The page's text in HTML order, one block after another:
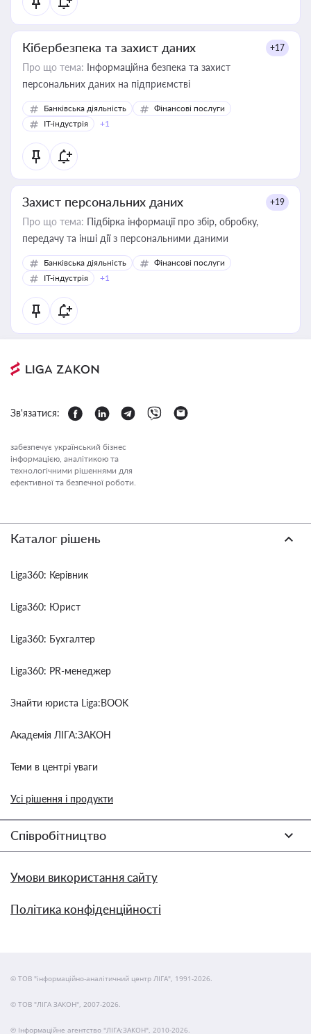
Кібербезпека та захист даних +17
Про що тема: Інформаційна безпека та захист
персональних даних на підприємстві
Банківська діяльність
Фінансові послуги
IT-індустрія
+1
Захист персональних даних +19
Про що тема: Підбірка інформації про збір, обробку,
передачу та інші дії з персональними даними
Банківська діяльність
Фінансові послуги
IT-індустрія
+1
Зв'язатися:
забезпечує український бізнес
інформацією, аналітикою та
технологічними рішеннями для
ефективної та безпечної роботи.
Каталог рішень
Liga360: Керівник
Liga360: Юрист
Liga360: Бухгалтер
Liga360: PR-менеджер
Знайти юриста Liga:BOOK
Академія ЛІГА:ЗАКОН
Теми в центрі уваги
Усі рішення і продукти
Співробітництво
Умови використання сайту
Політика конфіденційності
© ТОВ "інформаційно-аналітичний центр ЛІГА", 1991-2026.
© ТОВ "ЛІГА ЗАКОН", 2007-2026.
© Інформаційне агентство "ЛІГА:ЗАКОН", 2010-2026.